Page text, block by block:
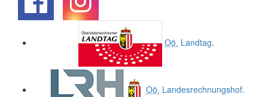
Oö. Landtag.
Oö. Landesrechnungshof.